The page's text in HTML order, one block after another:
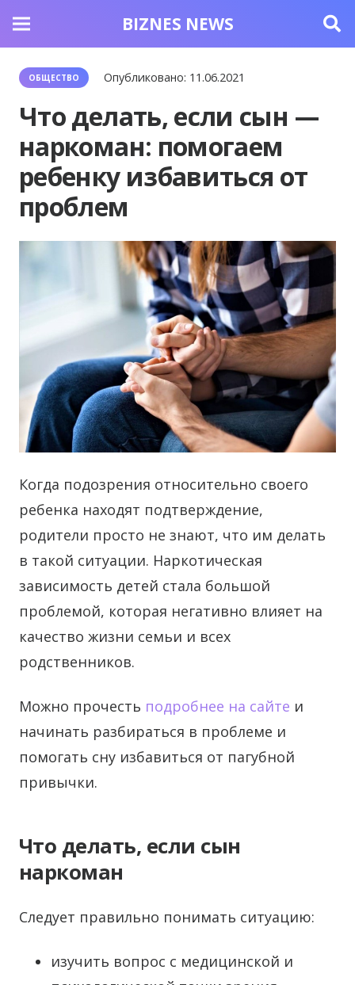
BIZNES NEWS
ОБЩЕСТВО Опубликовано: 11.06.2021
Что делать, если сын —
наркоман: помогаем
ребенку избавиться от
проблем
Когда подозрения относительно своего
ребенка находят подтверждение,
родители просто не знают, что им делать
в такой ситуации. Наркотическая
зависимость детей стала большой
проблемой, которая негативно влияет на
качество жизни семьи и всех
родственников.
Можно прочесть подробнее на сайте и
начинать разбираться в проблеме и
помогать сну избавиться от пагубной
привычки.
Что делать, если сын
наркоман
Следует правильно понимать ситуацию:
изучить вопрос с медицинской и